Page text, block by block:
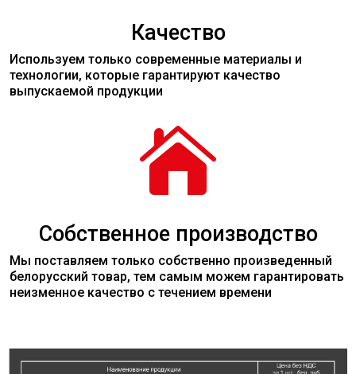
Качество
Используем только современные материалы и
технологии, которые гарантируют качество
выпускаемой продукции

Собственное производство
Мы поставляем только собственно произведенный
белорусский товар, тем самым можем гарантировать
неизменное качество с течением времени